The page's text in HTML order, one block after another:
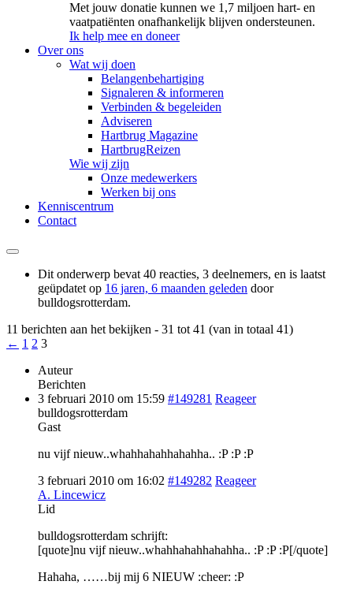
Met jouw donatie kunnen we 1,7 miljoen hart- en
vaatpatiënten onafhankelijk blijven ondersteunen.
Ik help mee en doneer
Over ons
Wat wij doen
Belangenbehartiging
Signaleren & informeren
Verbinden & begeleiden
Adviseren
Hartbrug Magazine
HartbrugReizen
Wie wij zijn
Onze medewerkers
Werken bij ons
Kenniscentrum
Contact
Dit onderwerp bevat 40 reacties, 3 deelnemers, en is laatst
geüpdatet op 16 jaren, 6 maanden geleden door
bulldogsrotterdam.
11 berichten aan het bekijken - 31 tot 41 (van in totaal 41)
← 1 2 3
Auteur
Berichten
3 februari 2010 om 15:59 #149281 Reageer
bulldogsrotterdam
Gast
nu vijf nieuw..whahhahahhahahha.. :P :P :P
3 februari 2010 om 16:02 #149282 Reageer
A. Lincewicz
Lid
bulldogsrotterdam schrijft:
[quote]nu vijf nieuw..whahhahahhahahha.. :P :P :P[/quote]
Hahaha, ……bij mij 6 NIEUW :cheer: :P